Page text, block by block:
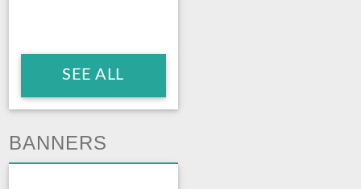
SEE ALL
BANNERS